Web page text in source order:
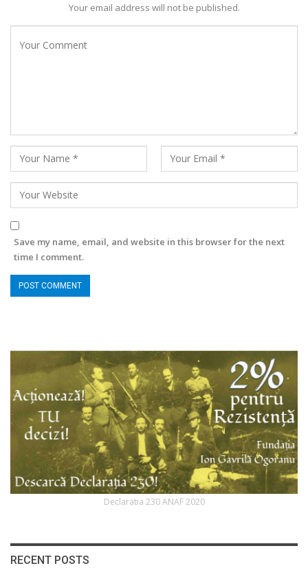
Your email address will not be published.
Save my name, email, and website in this browser for the next
time I comment.
Declaratia 230 ANAF 2020
RECENT POSTS